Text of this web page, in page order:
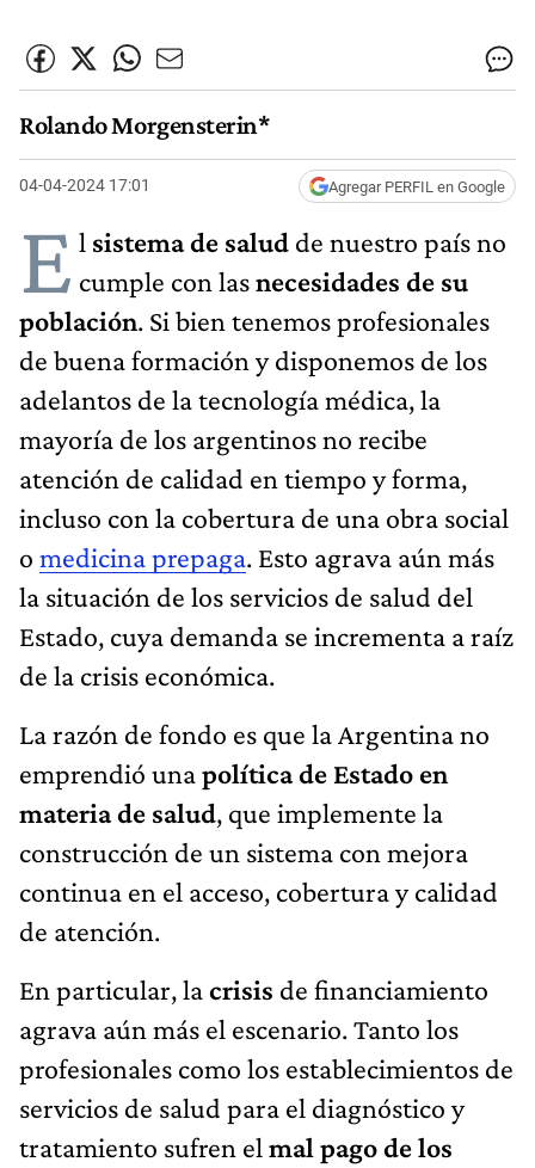
Rolando Morgensterin*
04-04-2024 17:01 Agregar PERFIL en Google
E l sistema de salud de nuestro país no
cumple con lasnecesidades de su
población. Si bien tenemos profesionales
de buena formación y disponemos de los
adelantos de la tecnología médica, la
mayoría de los argentinos no recibe
atención de calidad en tiempo y forma,
incluso con la cobertura de una obra social
o medicina prepaga. Esto agrava aún más
la situación de los servicios de salud del
Estado, cuya demanda se incrementa a raíz
de la crisis económica.
La razón de fondo es que la Argentina no
emprendió unapolítica de Estado en
materia de salud, que implemente la
construcción de un sistema con mejora
continua en el acceso, cobertura y calidad
de atención.
En particular, lacrisis de financiamiento
agrava aún más el escenario. Tanto los
profesionales como los establecimientos de
servicios de salud para el diagnóstico y
tratamiento sufren el mal pago de los